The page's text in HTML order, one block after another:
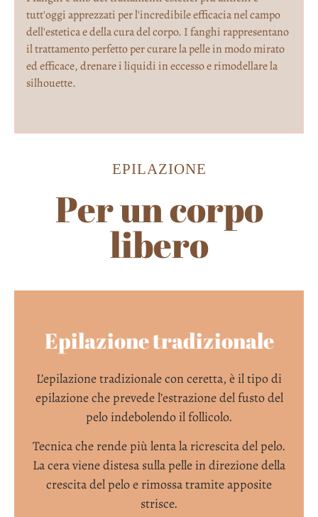
tutt'oggi apprezzati per l'incredibile efficacia nel campo
dell'estetica e della cura del corpo. I fanghi rappresentano
il trattamento perfetto per curare la pelle in modo mirato
ed efficace, drenare i liquidi in eccesso e rimodellare la
silhouette.
EPILAZIONE
Per un corpo
libero
Epilazione tradizionale
L’epilazione tradizionale con ceretta, è il tipo di
epilazione che prevede l’estrazione del fusto del
pelo indebolendo il follicolo.
Tecnica che rende più lenta la ricrescita del pelo.
La cera viene distesa sulla pelle in direzione della
crescita del pelo e rimossa tramite apposite
strisce.